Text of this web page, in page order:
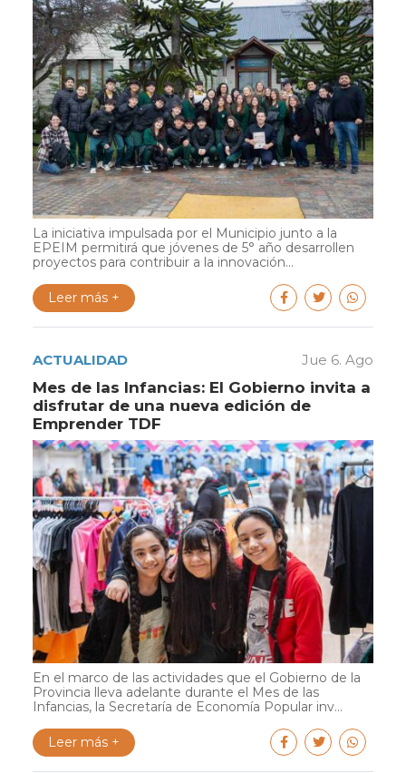
La iniciativa impulsada por el Municipio junto a la
EPEIM permitirá que jóvenes de 5° año desarrollen
proyectos para contribuir a la innovación...
Leer más +
ACTUALIDAD Jue 6. Ago
Mes de las Infancias: El Gobierno invita a
disfrutar de una nueva edición de
Emprender TDF
En el marco de las actividades que el Gobierno de la
Provincia lleva adelante durante el Mes de las
Infancias, la Secretaría de Economía Popular inv...
Leer más +